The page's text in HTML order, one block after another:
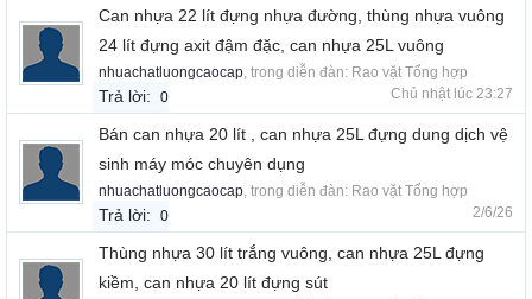
Can nhựa 22 lít đựng nhựa đường, thùng nhựa vuông
24 lít đựng axit đậm đặc, can nhựa 25L vuông
nhuachatluongcaocap, trong diễn đàn: Rao vặt Tổng hợp
Trả lời: 0 Chủ nhật lúc 23:27
Bán can nhựa 20 lít , can nhựa 25L đựng dung dịch vệ
sinh máy móc chuyên dụng
nhuachatluongcaocap, trong diễn đàn: Rao vặt Tổng hợp
Trả lời: 0 2/6/26
Thùng nhựa 30 lít trắng vuông, can nhựa 25L đựng
kiềm, can nhựa 20 lít đựng sút